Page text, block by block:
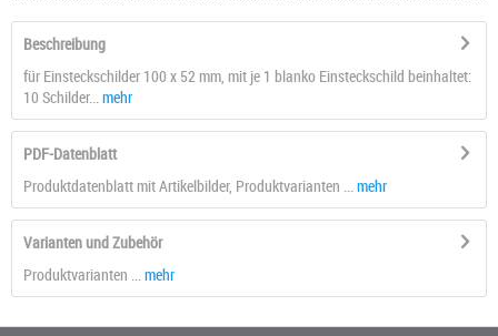
Beschreibung
für Einsteckschilder 100 x 52 mm, mit je 1 blanko Einsteckschild beinhaltet:
10 Schilder... mehr
PDF-Datenblatt
Produktdatenblatt mit Artikelbilder, Produktvarianten ... mehr
Varianten und Zubehör
Produktvarianten ... mehr